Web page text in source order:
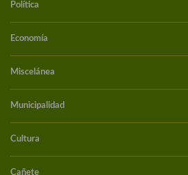
Política
Economía
Miscelánea
Municipalidad
Cultura
Cañete